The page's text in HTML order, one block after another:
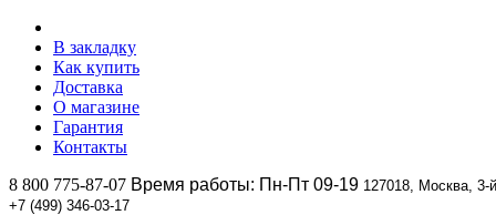
В закладку
Как купить
Доставка
О магазине
Гарантия
Контакты
8 800 775-87-07 Время работы: Пн-Пт 09-19 127018, Москва,
+7 (499) 346-03-17